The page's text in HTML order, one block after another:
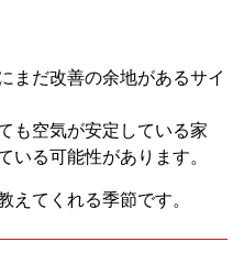
まだ改善の余地があるサイ
も空気が安定している家
いる可能性があります。
えてくれる季節です。